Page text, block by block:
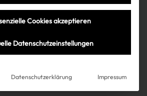
Kooperationen
AGB
Über uns
Kooperationen
Instagram
Impressum
AGB
Cookies akzeptieren
Datenschutzeinstellungen
Datenschutzerklärung Impressum